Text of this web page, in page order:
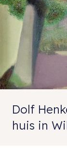
Dolf
huis in